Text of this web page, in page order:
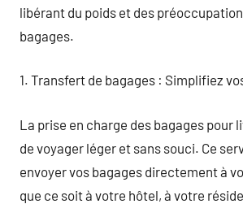
libérant du poids et des
bagages.
1. Transfert de bagages : Simplifiez
La prise en charge des bagages pour
de voyager léger et sans souci. Ce
envoyer vos bagages directement à
que ce soit à votre hôtel, à votre